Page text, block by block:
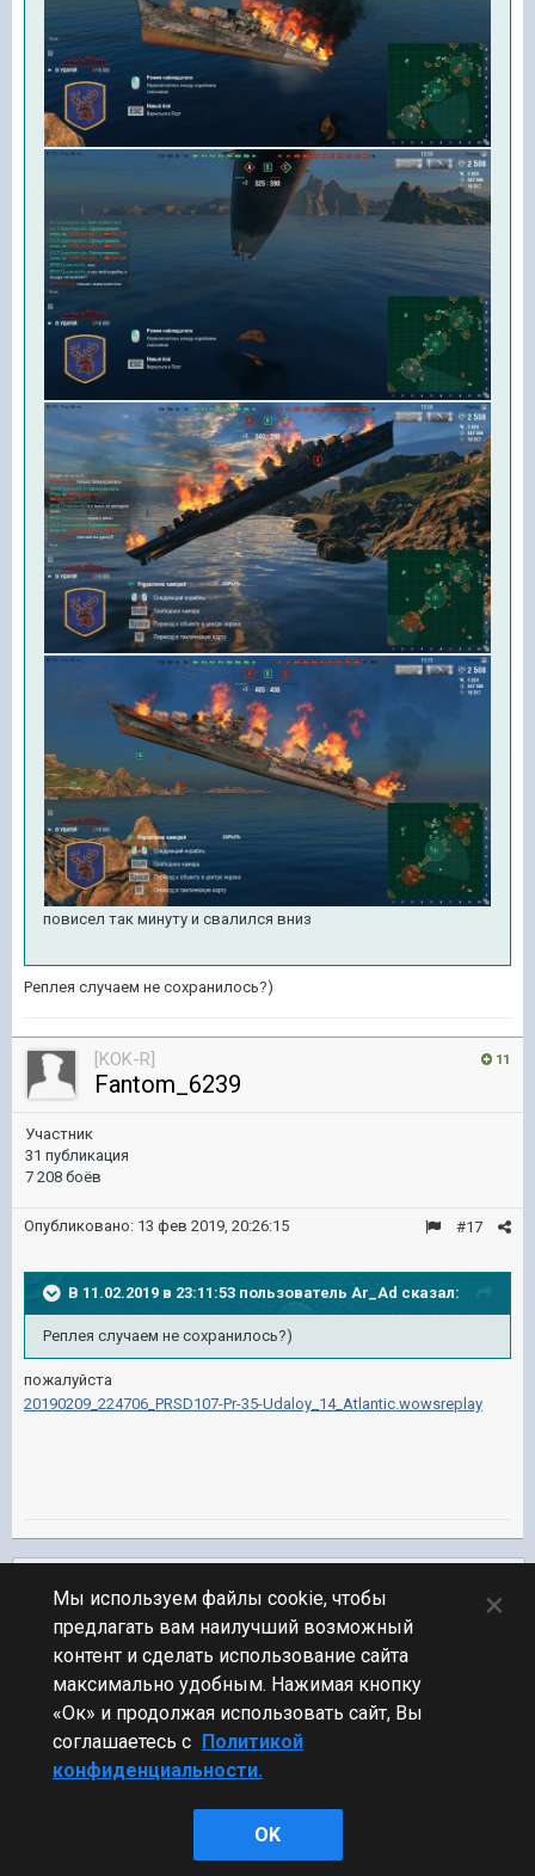
повисел так минуту и свалился вниз
Реплея случаем не сохранилось?)
11
[KOK-R]
Fantom_6239
Участник
31 публикация
7 208 боёв
#17
Опубликовано: 13 фев 2019, 20:26:15
В 11.02.2019 в 23:11:53 пользователь Ar_Ad сказал:
Реплея случаем не сохранилось?)
пожалуйста
20190209_224706_PRSD107-Pr-35-Udaloy_14_Atlantic.wowsreplay
ПЕРЕЙТИ К СПИСКУ ТЕМ
Обсуждение Мира Кораблей
Стиль
Мы используем файлы cookie, чтобы
предлагать вам наилучший возможный
контент и сделать использование сайта
максимально удобным. Нажимая кнопку
«Ок» и продолжая использовать сайт, Вы
соглашаетесь с Политикой
конфиденциальности.
OK
×